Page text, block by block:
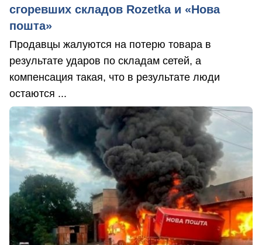
сгоревших складов Rozetka и «Нова
пошта»
Продавцы жалуются на потерю товара в
результате ударов по складам сетей, а
компенсация такая, что в результате люди
остаются ...